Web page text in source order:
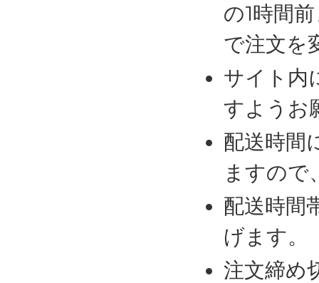
の1時間
で注文を
サイト内
すようお
配送時間
ますので
配送時間
げます。
注文締め